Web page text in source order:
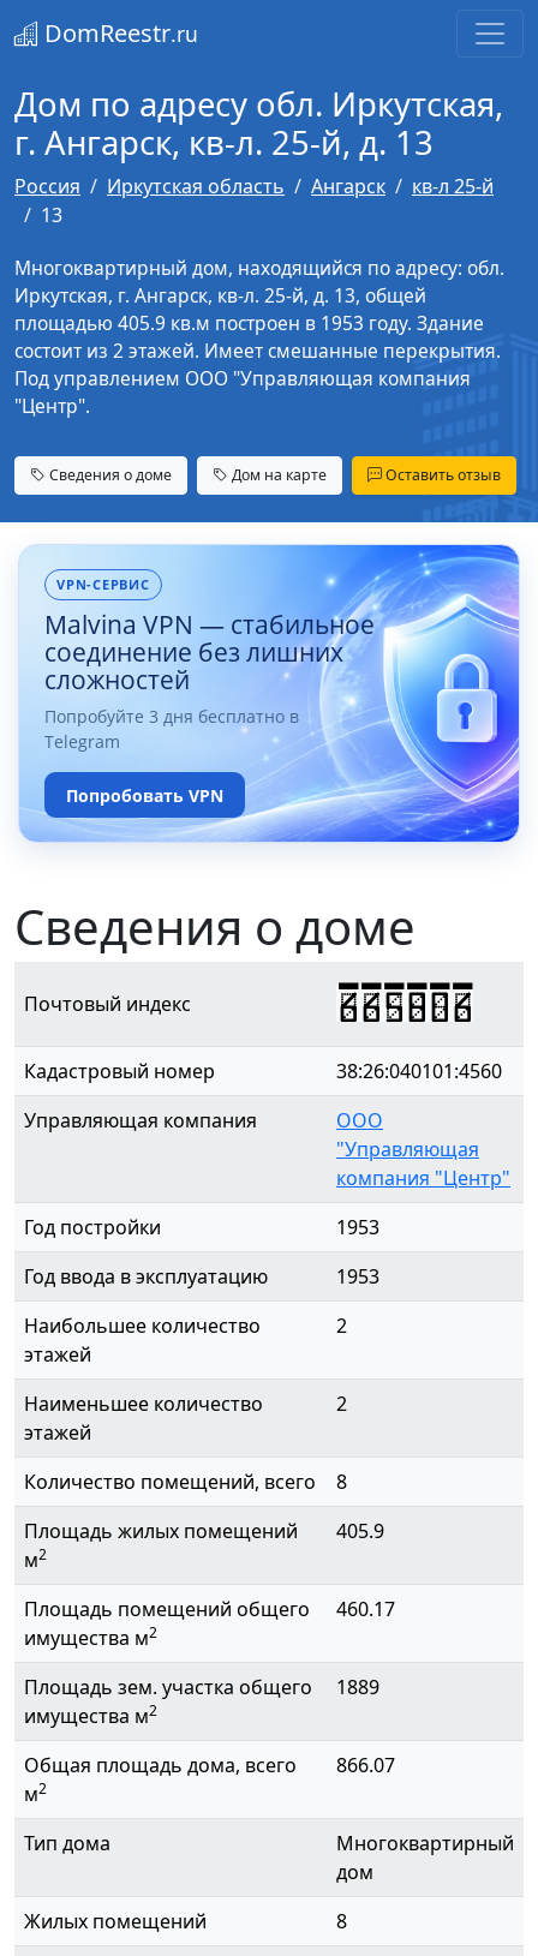
DomReestr.ru
Дом по адресу обл. Иркутская,
г. Ангарск, кв-л. 25-й, д. 13
Россия Иркутская область Ангарск
кв-л 25-й
13
Многоквартирный дом, находящийся по адресу: обл.
Иркутская, г. Ангарск, кв-л. 25-й, д. 13, общей
площадью 405.9 кв.м построен в 1953 году. Здание
состоит из 2 этажей. Имеет смешанные перекрытия.
Под управлением ООО "Управляющая компания
"Центр".
Сведения о доме Дом на карте Оставить отзыв
VPN-СЕРВИС
Malvina VPN — стабильное
соединение без лишних
сложностей
Попробуйте 3 дня бесплатно в
Telegram
Попробовать VPN
Сведения о доме
Почтовый индекс 665806
Кадастровый номер
38:26:040101:4560
Управляющая компания
ООО
"Управляющая
компания "Центр"
Год постройки
1953
Год ввода в эксплуатацию
1953
Наибольшее количество
этажей
2
Наименьшее количество
этажей
2
Количество помещений, всего
8
Площадь жилых помещений
м2
405.9
Площадь помещений общего
имущества м2
460.17
Площадь зем. участка общего
имущества м2
1889
Общая площадь дома, всего
м2
866.07
Тип дома
Многоквартирный
дом
Жилых помещений
8